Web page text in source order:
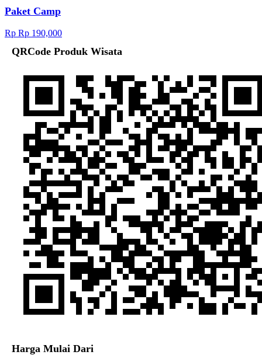
Paket Camp
Rp Rp 190,000
QRCode Produk Wisata
Harga Mulai Dari